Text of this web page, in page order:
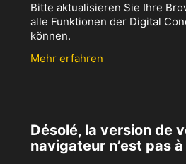
Bitte aktualisieren Sie Ihre
alle Funktionen der Digital
können.
Mehr erfahren
Désolé, la version de
navigateur n’est pas